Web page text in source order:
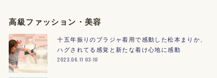
高級ファッション・美容
十五年振りのブラジャ着用で感動した松本まりか、
ハグされてる感覚と新たな着け心地に感動
2023.06.11 03:10